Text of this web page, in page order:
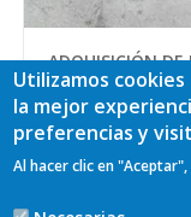
ADQUISICIÓN
19/08/2021
Beneficiario:
111.614,05 €
Bricia (Llanes)
Utilizamos
la mejor
preferencias y
Al hacer clic en